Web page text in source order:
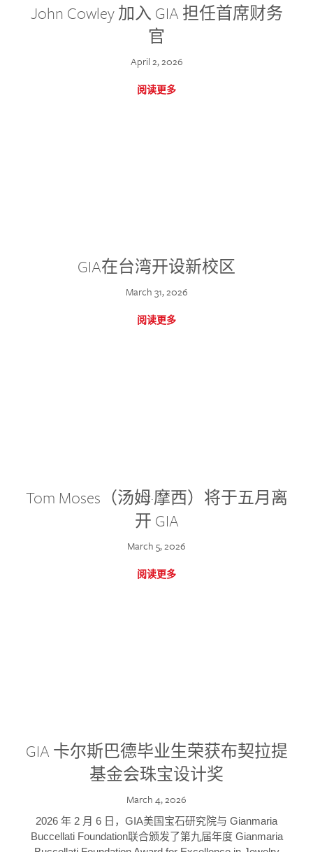
John Cowley 加入 GIA 担任首席财务
官
April 2, 2026
阅读更多
GIA在台湾开设新校区
March 31, 2026
阅读更多
Tom Moses（汤姆·摩西）将于五月离
开 GIA
March 5, 2026
阅读更多
GIA 卡尔斯巴德毕业生荣获布契拉提
基金会珠宝设计奖
March 4, 2026
2026 年 2 月 6 日，GIA美国宝石研究院与 Gianmaria
Buccellati Foundation联合颁发了第九届年度 Gianmaria